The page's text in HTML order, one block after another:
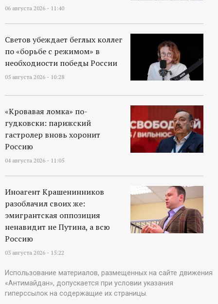
06 августа 2026 - 11:40
Светов убеждает беглых коллег
по «борьбе с режимом» в
необходиости победы России
05 августа 2026 - 10:28
«Кровавая ломка» по-
гудковски: парижский
гастролер вновь хоронит
Россию
04 августа 2026 - 11:05
Иноагент Крашенинников
разоблачил своих же:
эмигрантская оппозиция
ненавидит не Путина, а всю
Россию
03 августа 2026 - 15:22
Использование материалов, размещенных на сайте движения
«Антимайдан», допускается при условии указания
гиперссылок на содержащие их страницы.